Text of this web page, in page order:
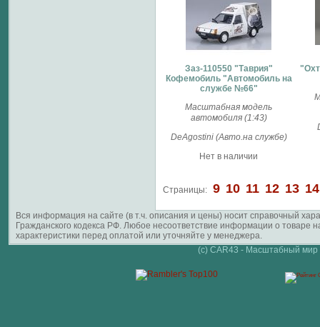
Заз-110550 "Таврия"
Кофемобиль "Автомобиль на
службе №66"
Масштабная модель
автомобиля (1:43)
DeAgostini (Авто.на службе)
Нет в наличии
Страницы: 9 10 11 12 13 14
Вся информация на сайте (в т.ч. описания и цены) носит справочный
Гражданского кодекса РФ. Любое несоответствие информации о
характеристики перед оплатой или уточняйте у менеджера.
(c) CAR43 - Масштабный мир